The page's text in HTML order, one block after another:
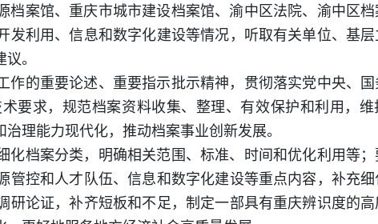
档案馆、重庆市城市建设档案馆、渝中区法院、渝中区
利用、信息和数字化建设等情况，听取有关单位、基
。
作的重要论述、重要指示批示精神，贯彻落实党中央、
要求，规范档案资料收集、整理、有效保护和利用，维
理能力现代化，推动档案事业创新发展。
化档案分类，明确相关范围、标准、时间和优化利用等
控和人才队伍、信息和数字化建设等重点内容，补充细
论证，补齐短板和不足，制定一部具有重庆辨识度的